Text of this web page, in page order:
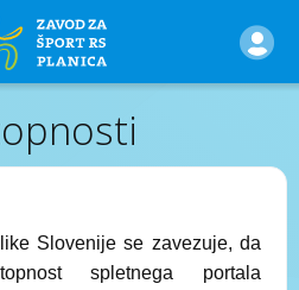
Slovenije se zavezuje, da
spletnega portala